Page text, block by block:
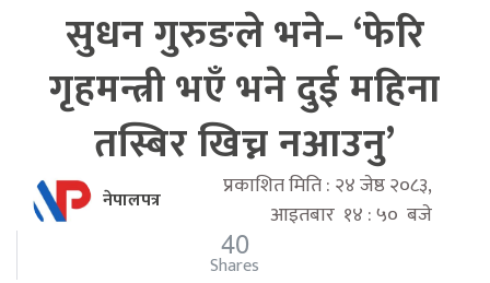
सुधन गुरुङले भने– ‘फेरि
गृहमन्त्री भएँ भने दुई महिना
तस्बिर खिच्न नआउनु’
नेपालपत्र
प्रकाशित मिति : २४ जेष्ठ २०८३,
आइतबार १४ : ५० बजे
40
Shares